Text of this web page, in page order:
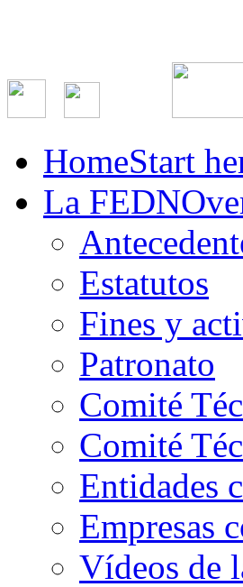
HomeStart
La FEDN
Estatutos
Fines y
Patronato
Comité
Comité
Entidades
Empresas
Vídeos de